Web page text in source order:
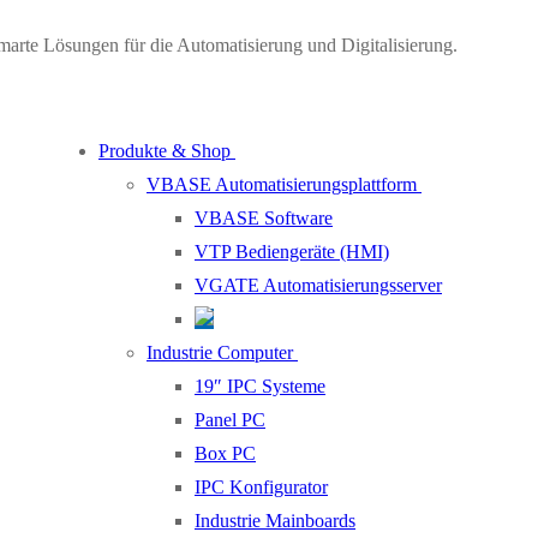
Lösungen für die Automatisierung und Digitalisierung.
Produkte & Shop
VBASE Automatisierungsplattform
VBASE Software
VTP Bediengeräte (HMI)
VGATE Automatisierungsserver
Industrie Computer
19″ IPC Systeme
Panel PC
Box PC
IPC Konfigurator
Industrie Mainboards